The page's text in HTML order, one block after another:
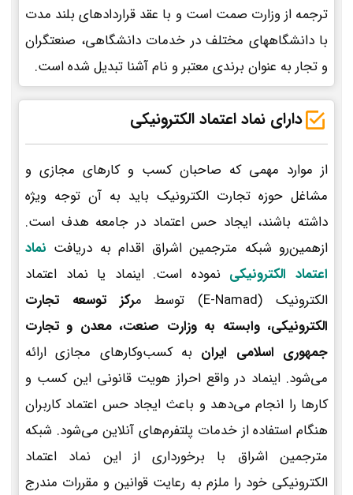
ترجمه از وزارت صمت است و با عقد قراردادهای بلند مدت
با دانشگاههای مختلف در خدمات دانشگاهی، صنعتگران
و تجار به عنوان برندی معتبر و نام آشنا تبدیل شده است.
دارای نماد اعتماد الکترونیکی
از موارد مهمی که صاحبان کسب و کارهای مجازی و
مشاغل حوزه تجارت الکترونیک باید به آن توجه ویژه
داشته باشند، ایجاد حس اعتماد در جامعه هدف است.
ازهمین‌رو شبکه مترجمین اشراق اقدام به دریافت نماد
اعتماد الکترونیکی نموده است. اینماد یا نماد اعتماد
الکترونیک (E-Namad) توسط م
رکز توسعه تجارت
الکترونیکی، وابسته به وزارت صنعت، معدن و تجارت
جمهوری اسلامی ایران به کسب‌وکارهای مجازی ارائه
می‌شود. اینماد در واقع احراز هویت قانونی این کسب و
کارها را انجام می‌دهد و باعث ایجاد حس اعتماد کاربران
هنگام استفاده از خدمات پلتفرم‌های آنلاین می‌شود. شبکه
مترجمین اشراق با برخورداری از این نماد اعتماد
الکترونیکی خود را ملزم به رعایت قوانین و مقررات مندرج